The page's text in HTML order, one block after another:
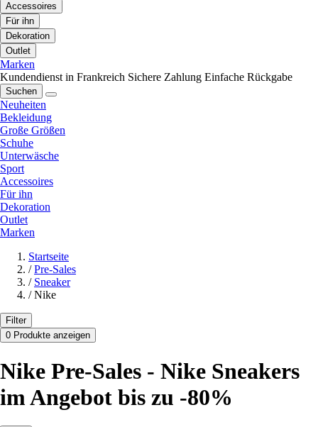
Accessoires
Für ihn
Dekoration
Outlet
Marken
Kundendienst in Frankreich Sichere Zahlung Einfache Rückgabe
Suchen
Neuheiten
Bekleidung
Große Größen
Schuhe
Unterwäsche
Sport
Accessoires
Für ihn
Dekoration
Outlet
Marken
Startseite
/ Pre-Sales
/ Sneaker
/ Nike
Filter
0 Produkte anzeigen
Nike Pre-Sales - Nike Sneakers
im Angebot bis zu -80%